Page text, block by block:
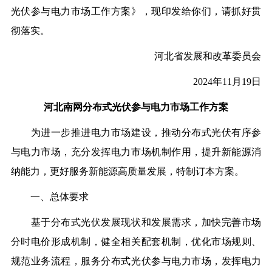
光伏参与电力市场工作方案》，现印发给你们，请抓好贯
彻落实。
河北省发展和改革委员会
2024年11月19日
河北南网分布式光伏参与电力市场工作方案
为进一步推进电力市场建设，推动分布式光伏有序参
与电力市场，充分发挥电力市场机制作用，提升新能源消
纳能力，更好服务新能源高质量发展，特制订本方案。
一、总体要求
基于分布式光伏发展现状和发展需求，加快完善市场
分时电价形成机制，健全相关配套机制，优化市场规则、
规范业务流程，服务分布式光伏参与电力市场，发挥电力